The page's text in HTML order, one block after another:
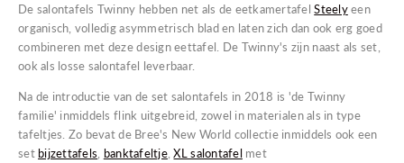
De salontafels Twinny hebben net als de eetkamertafelSteelyeen
organisch, volledig asymmetrisch blad en laten zich dan ook erg goed
combineren met deze design eettafel. De Twinny's zijn naast als set,
ook als losse salontafel leverbaar.
Na de introductie van de set salontafels in 2018 is 'de Twinny
familie' inmiddels flink uitgebreid, zowel in materialen als in type
tafeltjes. Zo bevat de Bree's New World collectie inmiddels ook een
set bijzettafels banktafeltje,XL salontafelmet